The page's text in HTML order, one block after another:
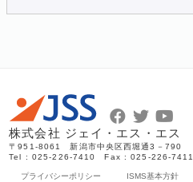
株式会社 ジェイ・エス・エス
〒951-8061 新潟市中央区西堀通3－790
Tel : 025-226-7410 Fax : 025-226-7411
プライバシーポリシー ISMS基本方針